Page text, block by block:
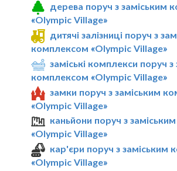
дерева поруч з заміським
«Olympic Village»
дитячі залізниці поруч з
комплексом «Olympic Village»
заміські комплекси поруч з
комплексом «Olympic Village»
замки поруч з заміським
«Olympic Village»
каньйони поруч з
«Olympic Village»
кар'єри поруч з заміським
«Olympic Village»